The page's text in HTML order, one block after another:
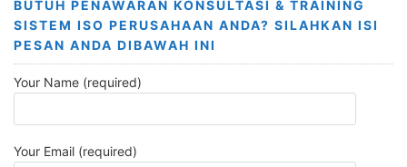
BUTUH PENAWARAN KONSULTASI & TRAINING
SISTEM ISO PERUSAHAAN ANDA? SILAHKAN ISI
PESAN ANDA DIBAWAH INI
Your Name (required)
Your Email (required)